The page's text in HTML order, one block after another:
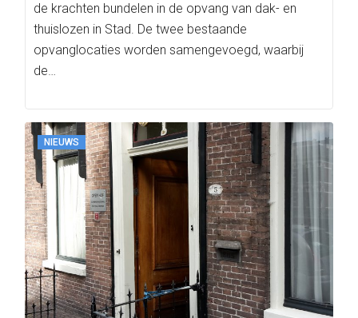
de krachten bundelen in de opvang van dak- en
thuislozen in Stad. De twee bestaande
opvanglocaties worden samengevoegd, waarbij
de…
NIEUWS